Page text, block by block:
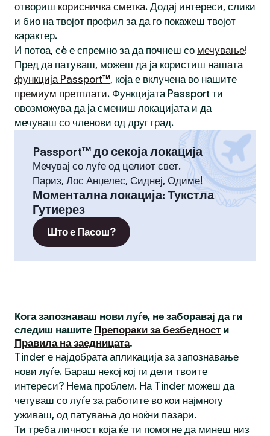
отвориш корисничка сметка. Додај интереси, слики
и био на твојот профил за да го покажеш твојот
карактер.
И потоа, сè е спремно за да почнеш со мечување!
Пред да патуваш, можеш да ја користиш нашата
функција Passport™, која е вклучена во нашите
премиум претплати. Функцијата Passport ти
овозможува да ја смениш локацијата и да
мечуваш со членови од друг град.
Passport™ до секоја локација
Мечувај со луѓе од целиот свет.
Париз, Лос Анџелес, Сиднеј, Одиме!
Моментална локација: Тукстла
Гутиерез
Што е Пасош?
Кога запознаваш нови луѓе, не заборавај да ги
следиш нашите Препораки за безбедност и
Правила на заедницата.
Tinder е најдобрата апликација за запознавање
нови луѓе. Бараш некој кој ги дели твоите
интереси? Нема проблем. На Tinder можеш да
четуваш со луѓе за работите во кои најмногу
уживаш, од патувања до ноќни пазари.
Ти треба личност која ќе ти помогне да минеш низ